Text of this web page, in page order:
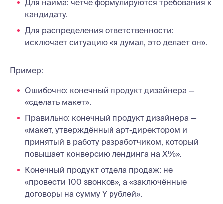
Для найма: чётче формулируются требования к
кандидату.
Для распределения ответственности:
исключает ситуацию «я думал, это делает он».
Пример:
Ошибочно: конечный продукт дизайнера —
«сделать макет».
Правильно: конечный продукт дизайнера —
«макет, утверждённый арт-директором и
принятый в работу разработчиком, который
повышает конверсию лендинга на X%».
Конечный продукт отдела продаж: не
«провести 100 звонков», а «заключённые
договоры на сумму Y рублей».